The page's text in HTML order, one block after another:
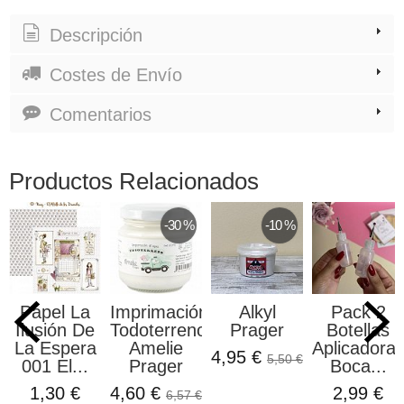
Descripción
Costes de Envío
Comentarios
Productos Relacionados
Papel La
Ilusión De
La Espera
001 El...
1,30 €
-30 %
Imprimación
Todoterreno
Amelie
Prager
4,60 € 6,57 €
-10 %
Alkyl
Prager
4,95 € 5,50 €
Pack 2
Botellas
Aplicadoras
Boca...
2,99 €